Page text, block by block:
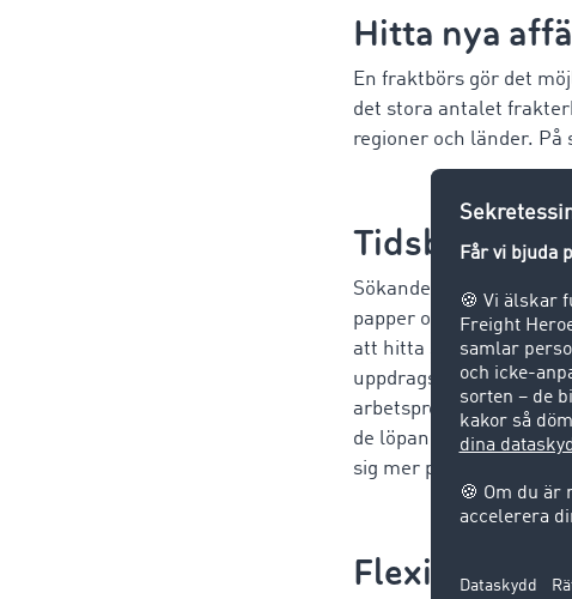
Hitta nya
En fraktbörs gör det
det stora antalet
regioner och länder. På
Sökandet efter en
papper och otaliga
att hitta samt erbjuda
uppdragstilldelning,
arbetsprocesser och
de löpande
sig mer på sin
Flexibilitet